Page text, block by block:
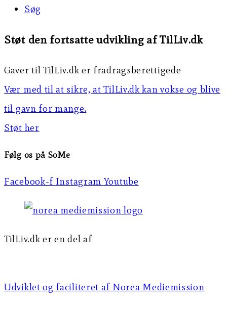
Søg
Støt den fortsatte udvikling af TilLiv.dk
Gaver til TilLiv.dk er fradragsberettigede
Vær med til at sikre, at TilLiv.dk kan vokse og blive
til gavn for mange.
Støt her
Følg os på SoMe
Facebook-f Instagram Youtube
TilLiv.dk er en del af
Udviklet og faciliteret af Norea Mediemission​​